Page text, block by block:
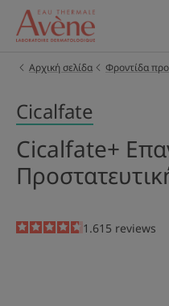
Αρχική σελίδα
Φροντίδα
Cicalfate
Cicalfate+
4.6
/51.615 reviews